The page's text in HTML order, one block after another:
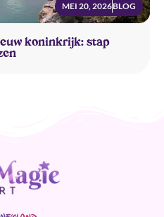
MEI 20, 2026BLOG
koninkrijk: stap